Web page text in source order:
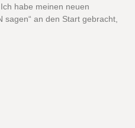
habe meinen neuen
sagen“ an den Start gebracht,